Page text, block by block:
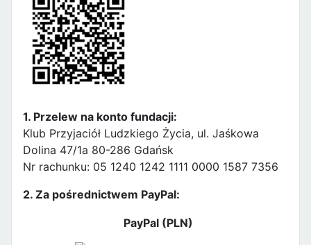
1. Przelew na konto fundacji:
Klub Przyjaciół Ludzkiego Życia, ul. Jaśkowa
Dolina 47/1a 80-286 Gdańsk
Nr rachunku: 05 1240 1242 1111 0000 1587 7356
2. Za pośrednictwem PayPal:
PayPal (PLN)